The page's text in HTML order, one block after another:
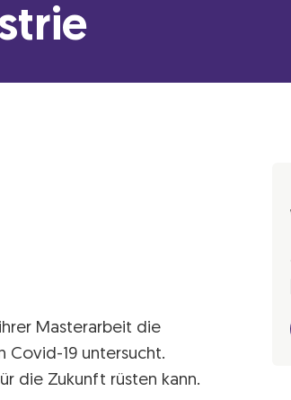
Masterarbeit die
Covid-19 untersucht.
die Zukunft rüsten kann.